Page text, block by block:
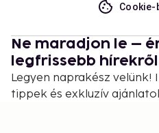
Ne maradjon le –
legfrissebb hírekről
Legyen naprakész velünk!
tippek és exkluzív